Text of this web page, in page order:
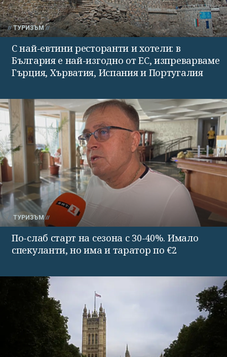
ТУРИЗЪМ
С най-евтини ресторанти и хотели: в
България е най-изгодно от ЕС, изпреварваме
Гърция, Хърватия, Испания и Португалия
ТУРИЗЪМ
По-слаб старт на сезона с 30-40%. Имало
спекуланти, но има и таратор по €2